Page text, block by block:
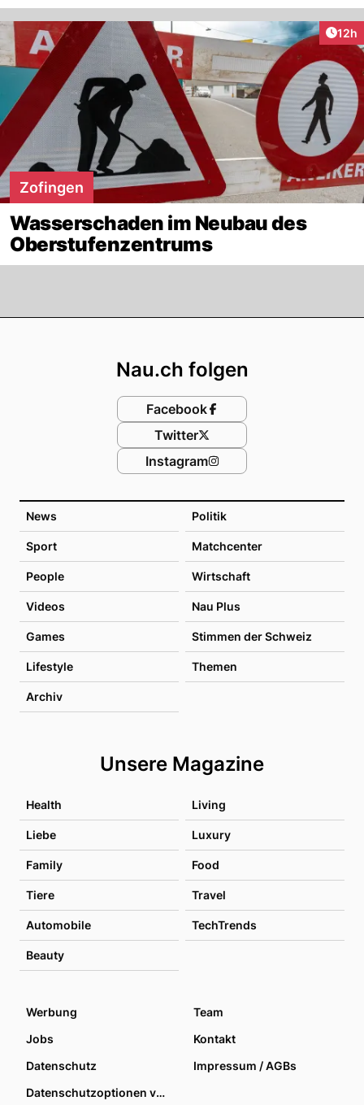
12h
Zofingen
Wasserschaden im Neubau des
Oberstufenzentrums
News Politik
Sport Matchcenter
People Wirtschaft
Videos Nau Plus
Games Stimmen der Schweiz
Lifestyle Themen
Archiv
Unsere Magazine
Health Living
Liebe Luxury
Family Food
Tiere Travel
Automobile TechTrends
Beauty
Nau.ch folgen
Facebook
Twitter
Instagram
Werbung
Team
Jobs
Kontakt
Datenschutz
Impressum / AGBs
Datenschutzoptionen verwalten